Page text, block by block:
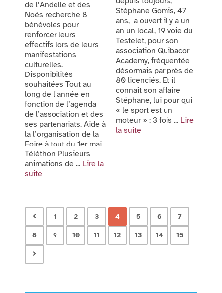
de l’Andelle et des
Noés recherche 8
bénévoles pour
renforcer leurs
effectifs lors de leurs
manifestations
culturelles.
Disponibilités
souhaitées Tout au
long de l’année en
fonction de l’agenda
de l’association et des
ses partenariats. Aide à
la l’organisation de la
Foire à tout du 1er mai
Téléthon Plusieurs
animations de ... Lire la
suite
Stéphane Gomis, 47
ans, a ouvert il y a un
an un local, 19 voie du
Testelet, pour son
association Quibacor
Academy, fréquentée
désormais par près de
80 licenciés. Et il
connaît son affaire
Stéphane, lui pour qui
« le sport est un
moteur » : 3 fois ... Lire
la suite
1 2 3 4 5 6 7
8 9 10 11 12 13 14 15